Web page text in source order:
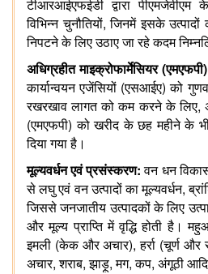
टीआरआईएफईडी द्वारा पीएमजेवीएम के
विभिन्न चुनौतियों,जिनमें इसके उत्पादों
निपटने के लिए उठाए जा रहे कदम
अधिग्रहीत माइक्रोफार्मेसियर(एमएफपी
कार्यान्वयन एजेंसियों (एसआईए)को
रखरखाव लागत को कम करने के लिए,
(एमएफपी)को खरीद के छह महीने के
दिया गया है।
मूल्यवर्धन एवं प्रसंस्करण: वन धन
से लघु एवं वन उत्पादों का मूल्यवर्धन,
जिससे जनजातीय उत्पादकों के लिए
और मूल्य प्राप्ति में वृद्धि होती है।
इमली (केक और अचार),हर्रा (चूर्ण और
अचार,शराब,झाड़ू,मग,कप, अंगूठी आदि